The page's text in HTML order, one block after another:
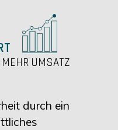
UMSATZ
durch ein